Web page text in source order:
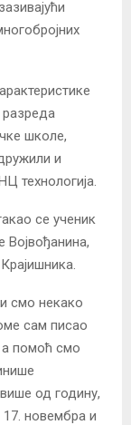
разреда
школе,
и
технологија.
се ученик
Војвођанина,
смо некако
сам писао
а помоћ смо
од годину,
новембра и